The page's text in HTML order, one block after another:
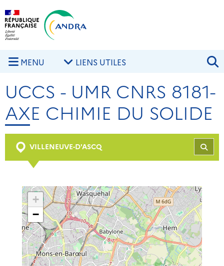
Aller au contenu principal
MENU LIENS UTILES
UCCS - UMR CNRS 8181-
AXE CHIMIE DU SOLIDE
VILLENEUVE-D'ASCQ
+
−